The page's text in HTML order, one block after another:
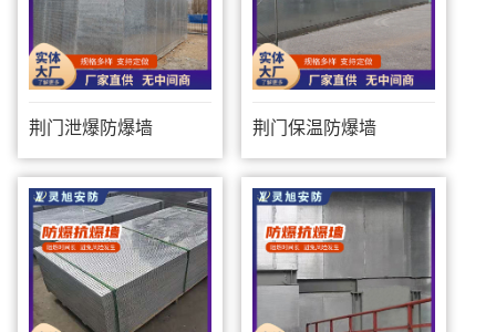
荆门泄爆防爆墙 荆门保温防爆墙